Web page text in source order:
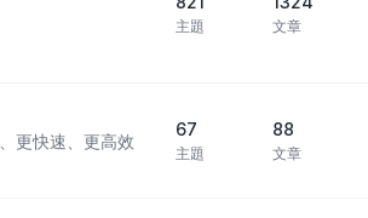
主題 文章
更快速、更高效
67
主題
88
文章